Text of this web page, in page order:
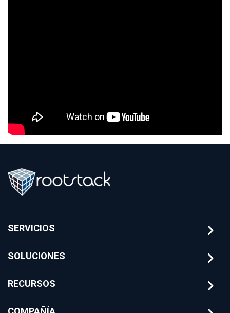
SERVICIOS
SOLUCIONES
RECURSOS